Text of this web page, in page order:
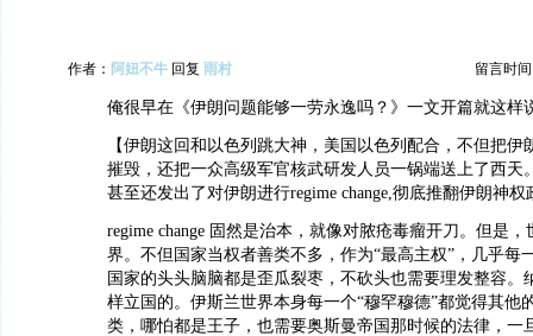
作者： 阿妞不牛 回复 雨村 留言时间
俺很早在《伊朗问题能够一劳永逸吗？》一文开篇就这样
【伊朗这回和以色列跳大神，美国以色列配合，不但把伊
摧毁，还把一众高级军官核武研发人员一锅端送上了西天
甚至还发出了对伊朗进行regime change,彻底推翻伊朗神
regime change 固然是治本，就像对脓疮毒瘤开刀。但是
界。不但国家当权者善类不多，作为“最高主权”，几乎每
国家的头头脑脑都是歪瓜裂枣，不砍头也需要理发整容。
样立国的。伊斯兰世界本身每一个“穆罕穆德”都觉得其他
类，哪怕都是王子，也需要奥斯曼帝国那时候的法律，一